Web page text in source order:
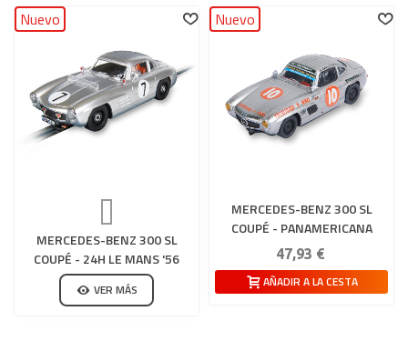
Nuevo
MERCEDES-BENZ 300 SL
COUPÉ - 24H LE MANS '56
VER MÁS
Nuevo
MERCEDES-BENZ 300 SL
COUPÉ - PANAMERICANA
47,93 €
AÑADIR A LA CESTA